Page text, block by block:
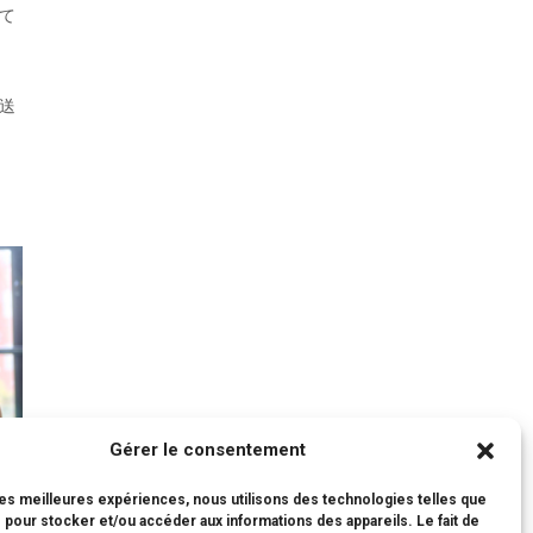
Gérer le consentement
meilleures expériences, nous utilisons des technologies telles que
stocker et/ou accéder aux informations des appareils. Le fait de